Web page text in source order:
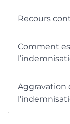
Recours
Comment
Aggravation